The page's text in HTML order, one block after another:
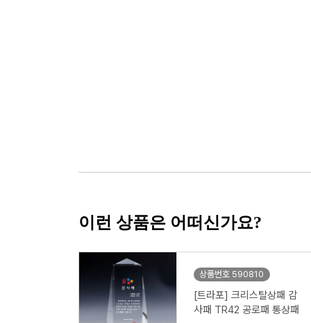
이런 상품은 어떠신가요?
상품번호 590810
[트라포] 크리스탈상패 감
사패 TR42 공로패 통상패